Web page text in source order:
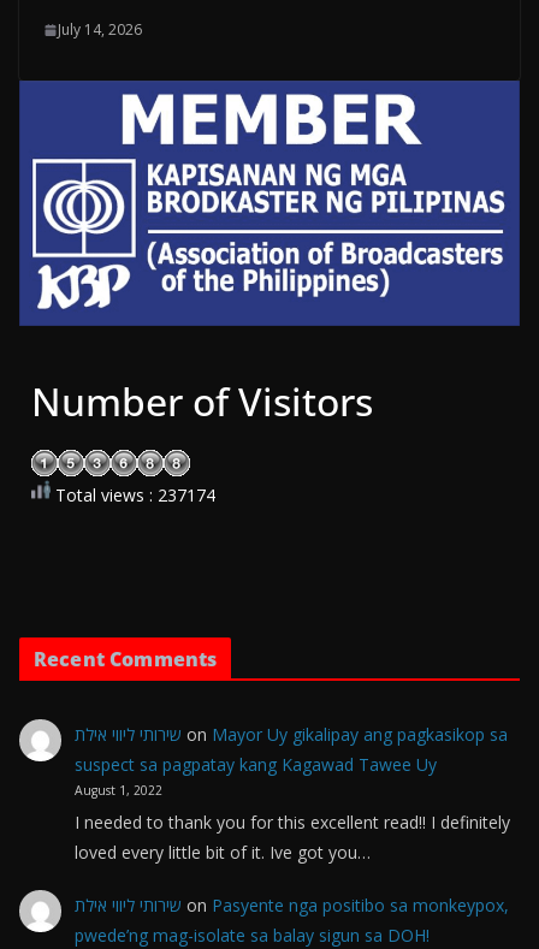
July 14, 2026
Number of Visitors
Total views : 237174
Recent Comments
שירותי ליווי אילת on Mayor Uy gikalipay ang pagkasikop sa
suspect sa pagpatay kang Kagawad Tawee Uy
August 1, 2022
I needed to thank you for this excellent read!! I definitely
loved every little bit of it. Ive got you…
שירותי ליווי אילת on Pasyente nga positibo sa monkeypox,
pwede’ng mag-isolate sa balay sigun sa DOH!